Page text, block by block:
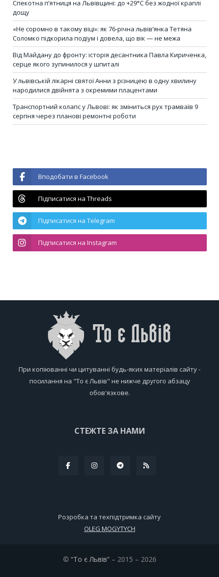
Спекотна п’ятниця на Львівщині: до +29°C без жодної краплі
дощу
«Не соромно в такому віці»: як 76-річна львів’янка Тетяна
Соломко підкорила подіум і довела, що вік — не межа
Від Майдану до фронту: історія десантника Павла Кириченка,
серце якого зупинилося у шпиталі
У львівській лікарні святої Анни з різницею в одну хвилину
народилися двійнята з окремими плацентами
Транспортний колапс у Львові: як зміниться рух трамваїв 9
серпня через планові ремонтні роботи
Вподобати в Facebook
Підписатися на Threads
Підписатися на Telegram
Підписатися на Instagram
При копіюванні чи цитуванні будь-яких матеріалів сайту -
посилання на "То є Львів" не нижче другого абзацу
обов'язкове.
СТЕЖТЕ ЗА НАМИ
Розробка та техпідтримка сайту
OLEG MOGYTYCH
© “То є Львів”– 2015 – 2026